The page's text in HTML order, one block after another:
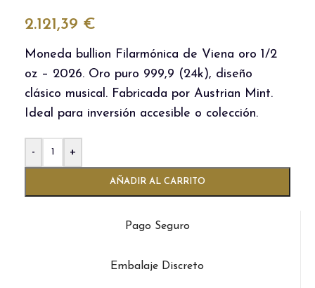
2.121,39 €
Moneda bullion Filarmónica de Viena oro 1/2
oz – 2026. Oro puro 999,9 (24k), diseño
clásico musical. Fabricada por Austrian Mint.
Ideal para inversión accesible o colección.
- +
AÑADIR AL CARRITO
Pago Seguro
Embalaje Discreto